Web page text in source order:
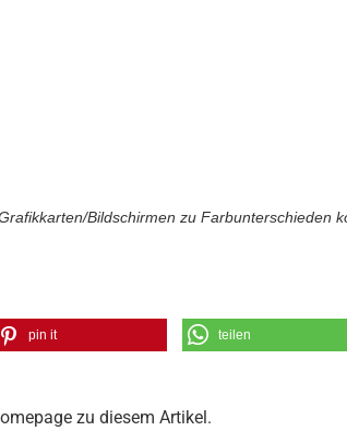
Bildschirmen zu Farbunterschieden
pin it teilen
zu diesem Artikel.